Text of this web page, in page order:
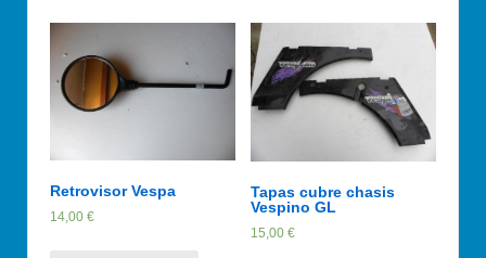
Retrovisor Vespa
14,00 €
Tapas cubre chasis
Vespino GL
15,00€